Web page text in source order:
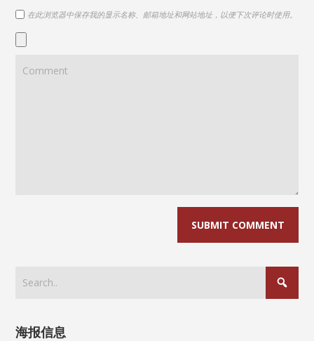
在此浏览器中保存我的显示名称、邮箱地址和网站地址，以便下次评论时使用。
海报信息